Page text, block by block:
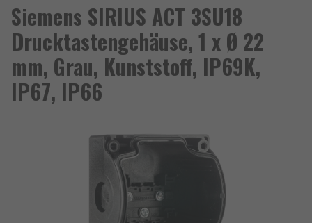
Siemens SIRIUS ACT 3SU18
Drucktastengehäuse, 1 x Ø 22
mm, Grau, Kunststoff, IP69K,
IP67, IP66